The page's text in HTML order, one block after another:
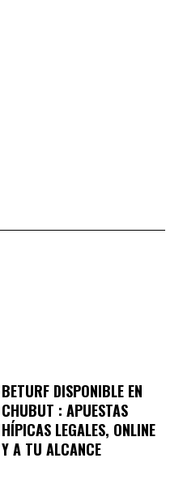
BETURF DISPONIBLE EN
CHUBUT : APUESTAS
HÍPICAS LEGALES, ONLINE
Y A TU ALCANCE